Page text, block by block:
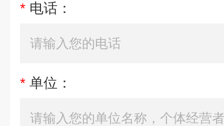
* 电话：
* 单位：